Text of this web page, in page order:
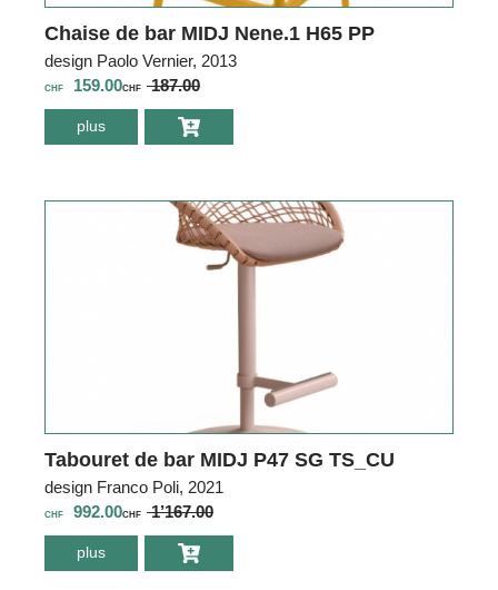
Chaise de bar MIDJ Nene.1 H65 PP
design Paolo Vernier, 2013
CHF 159.00CHF 187.00
plus environ Chaise de
bar MIDJ Nene.1
Tabouret de bar MIDJ P47 SG TS_CU
design Franco Poli, 2021
CHF 992.00CHF 1’167.00
plus environ Tabouret
de bar MIDJ P47